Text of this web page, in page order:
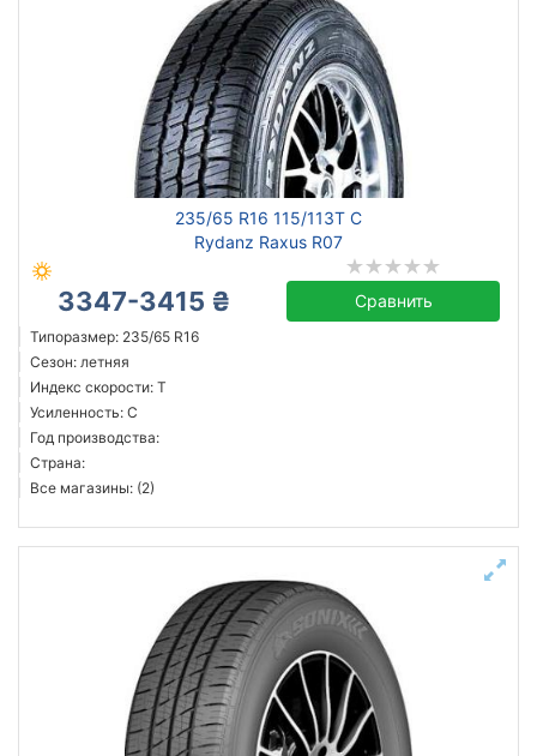
235/65 R16 115/113T C
Rydanz Raxus R07
3347-3415 ₴ Сравнить
Типоразмер: 235/65 R16
Сезон: летняя
Индекс скорости: T
Усиленность: C
Год производства:
Страна:
Все магазины: (2)